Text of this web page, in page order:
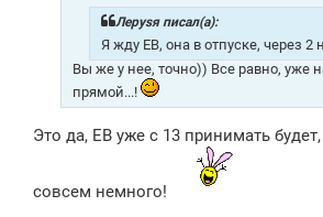
Лeрysя писал(а):
Я жду ЕВ, она в отпуске, через 2
Вы же у нее, точно)) Все равно, уже
прямой...!
Это да, ЕВ уже с 13 принимать
совсем немного!